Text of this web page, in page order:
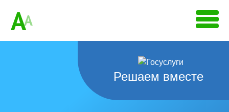
AA
Решаем вместе